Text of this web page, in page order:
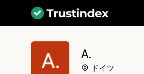
A.
ドイツ